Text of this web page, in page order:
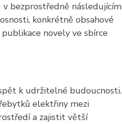
bezprostředně následujícím
konkrétně obsahové
novely ve sbírce
k udržitelné budoucnosti.
elektřiny mezi
a zajistit větší